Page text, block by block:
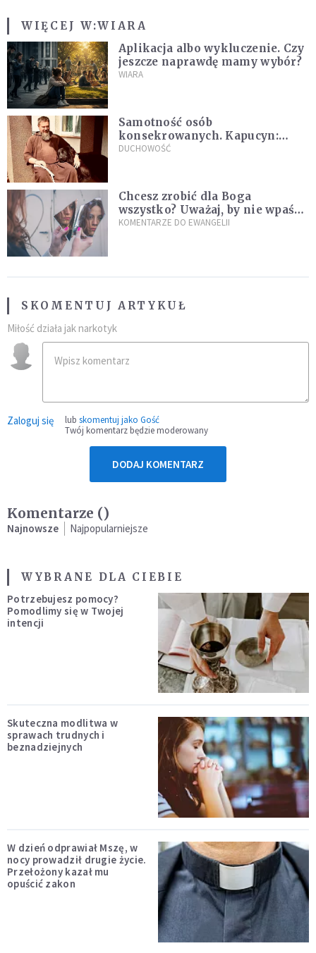
WIĘCEJ W:WIARA
Aplikacja albo wykluczenie. Czy
jeszcze naprawdę mamy wybór?
WIARA
Samotność osób
konsekrowanych. Kapucyn:
Życie w pojedynkę rzadko jest
DUCHOWOŚĆ
Chcesz zrobić dla Boga
wszystko? Uważaj, by nie wpaść
w groźną pułapkę
KOMENTARZE DO EWANGELII
SKOMENTUJ ARTYKUŁ
Miłość działa jak narkotyk
Zaloguj się lub skomentuj jako Gość
Twój komentarz będzie moderowany
DODAJ KOMENTARZ
Komentarze ()
Najnowsze Najpopularniejsze
WYBRANE DLA CIEBIE
Potrzebujesz pomocy?
Pomodlimy się w Twojej
intencji
Skuteczna modlitwa w
sprawach trudnych i
beznadziejnych
W dzień odprawiał Mszę, w
nocy prowadził drugie życie.
Przełożony kazał mu
opuścić zakon